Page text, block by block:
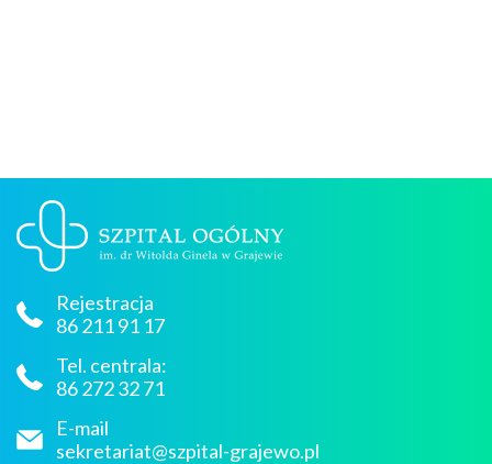
Rejestracja
86 211 91 17
Tel. centrala:
86 272 32 71
E-mail
sekretariat@szpital-grajewo.pl